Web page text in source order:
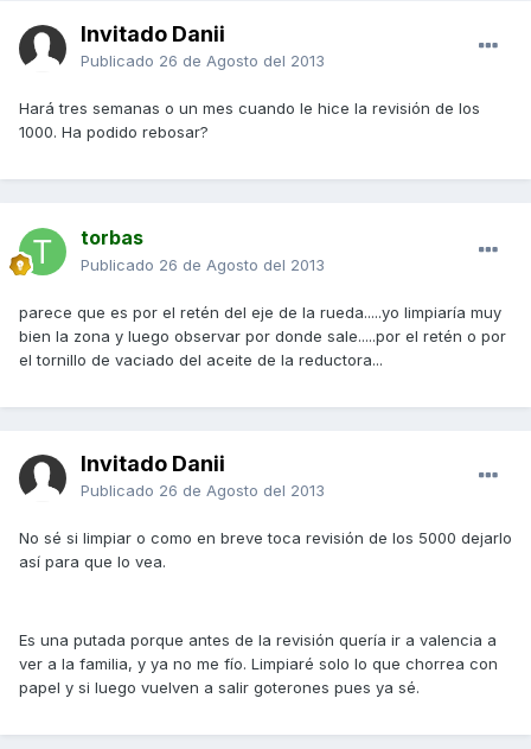
Invitado Danii
Publicado 26 de Agosto del 2013
Hará tres semanas o un mes cuando le hice la revisión de los
1000. Ha podido rebosar?
torbas
Publicado 26 de Agosto del 2013
parece que es por el retén del eje de la rueda.....yo limpiaría muy
bien la zona y luego observar por donde sale.....por el retén o por
el tornillo de vaciado del aceite de la reductora...
Invitado Danii
Publicado 26 de Agosto del 2013
No sé si limpiar o como en breve toca revisión de los 5000 dejarlo
así para que lo vea.
Es una putada porque antes de la revisión quería ir a valencia a
ver a la familia, y ya no me fío. Limpiaré solo lo que chorrea con
papel y si luego vuelven a salir goterones pues ya sé.